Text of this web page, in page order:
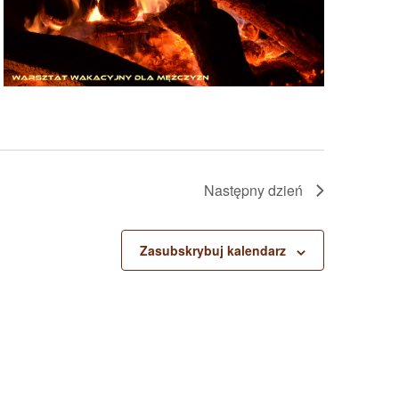
Następny dzień
Zasubskrybuj kalendarz